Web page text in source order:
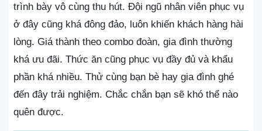
trình bày vô cùng thu hút. Đội ngũ nhân viên phục vụ
ở đây cũng khá đông đảo, luôn khiến khách hàng hài
lòng. Giá thành theo combo đoàn, gia đình thường
khá ưu đãi. Thức ăn cũng phục vụ đầy đủ và khẩu
phần khá nhiều. Thử cùng bạn bè hay gia đình ghé
đến đây trải nghiệm. Chắc chắn bạn sẽ khó thể nào
quên được.